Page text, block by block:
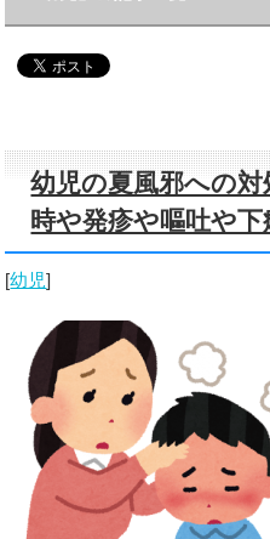
幼児の夏風邪への
時や発疹や嘔吐や
[幼児]